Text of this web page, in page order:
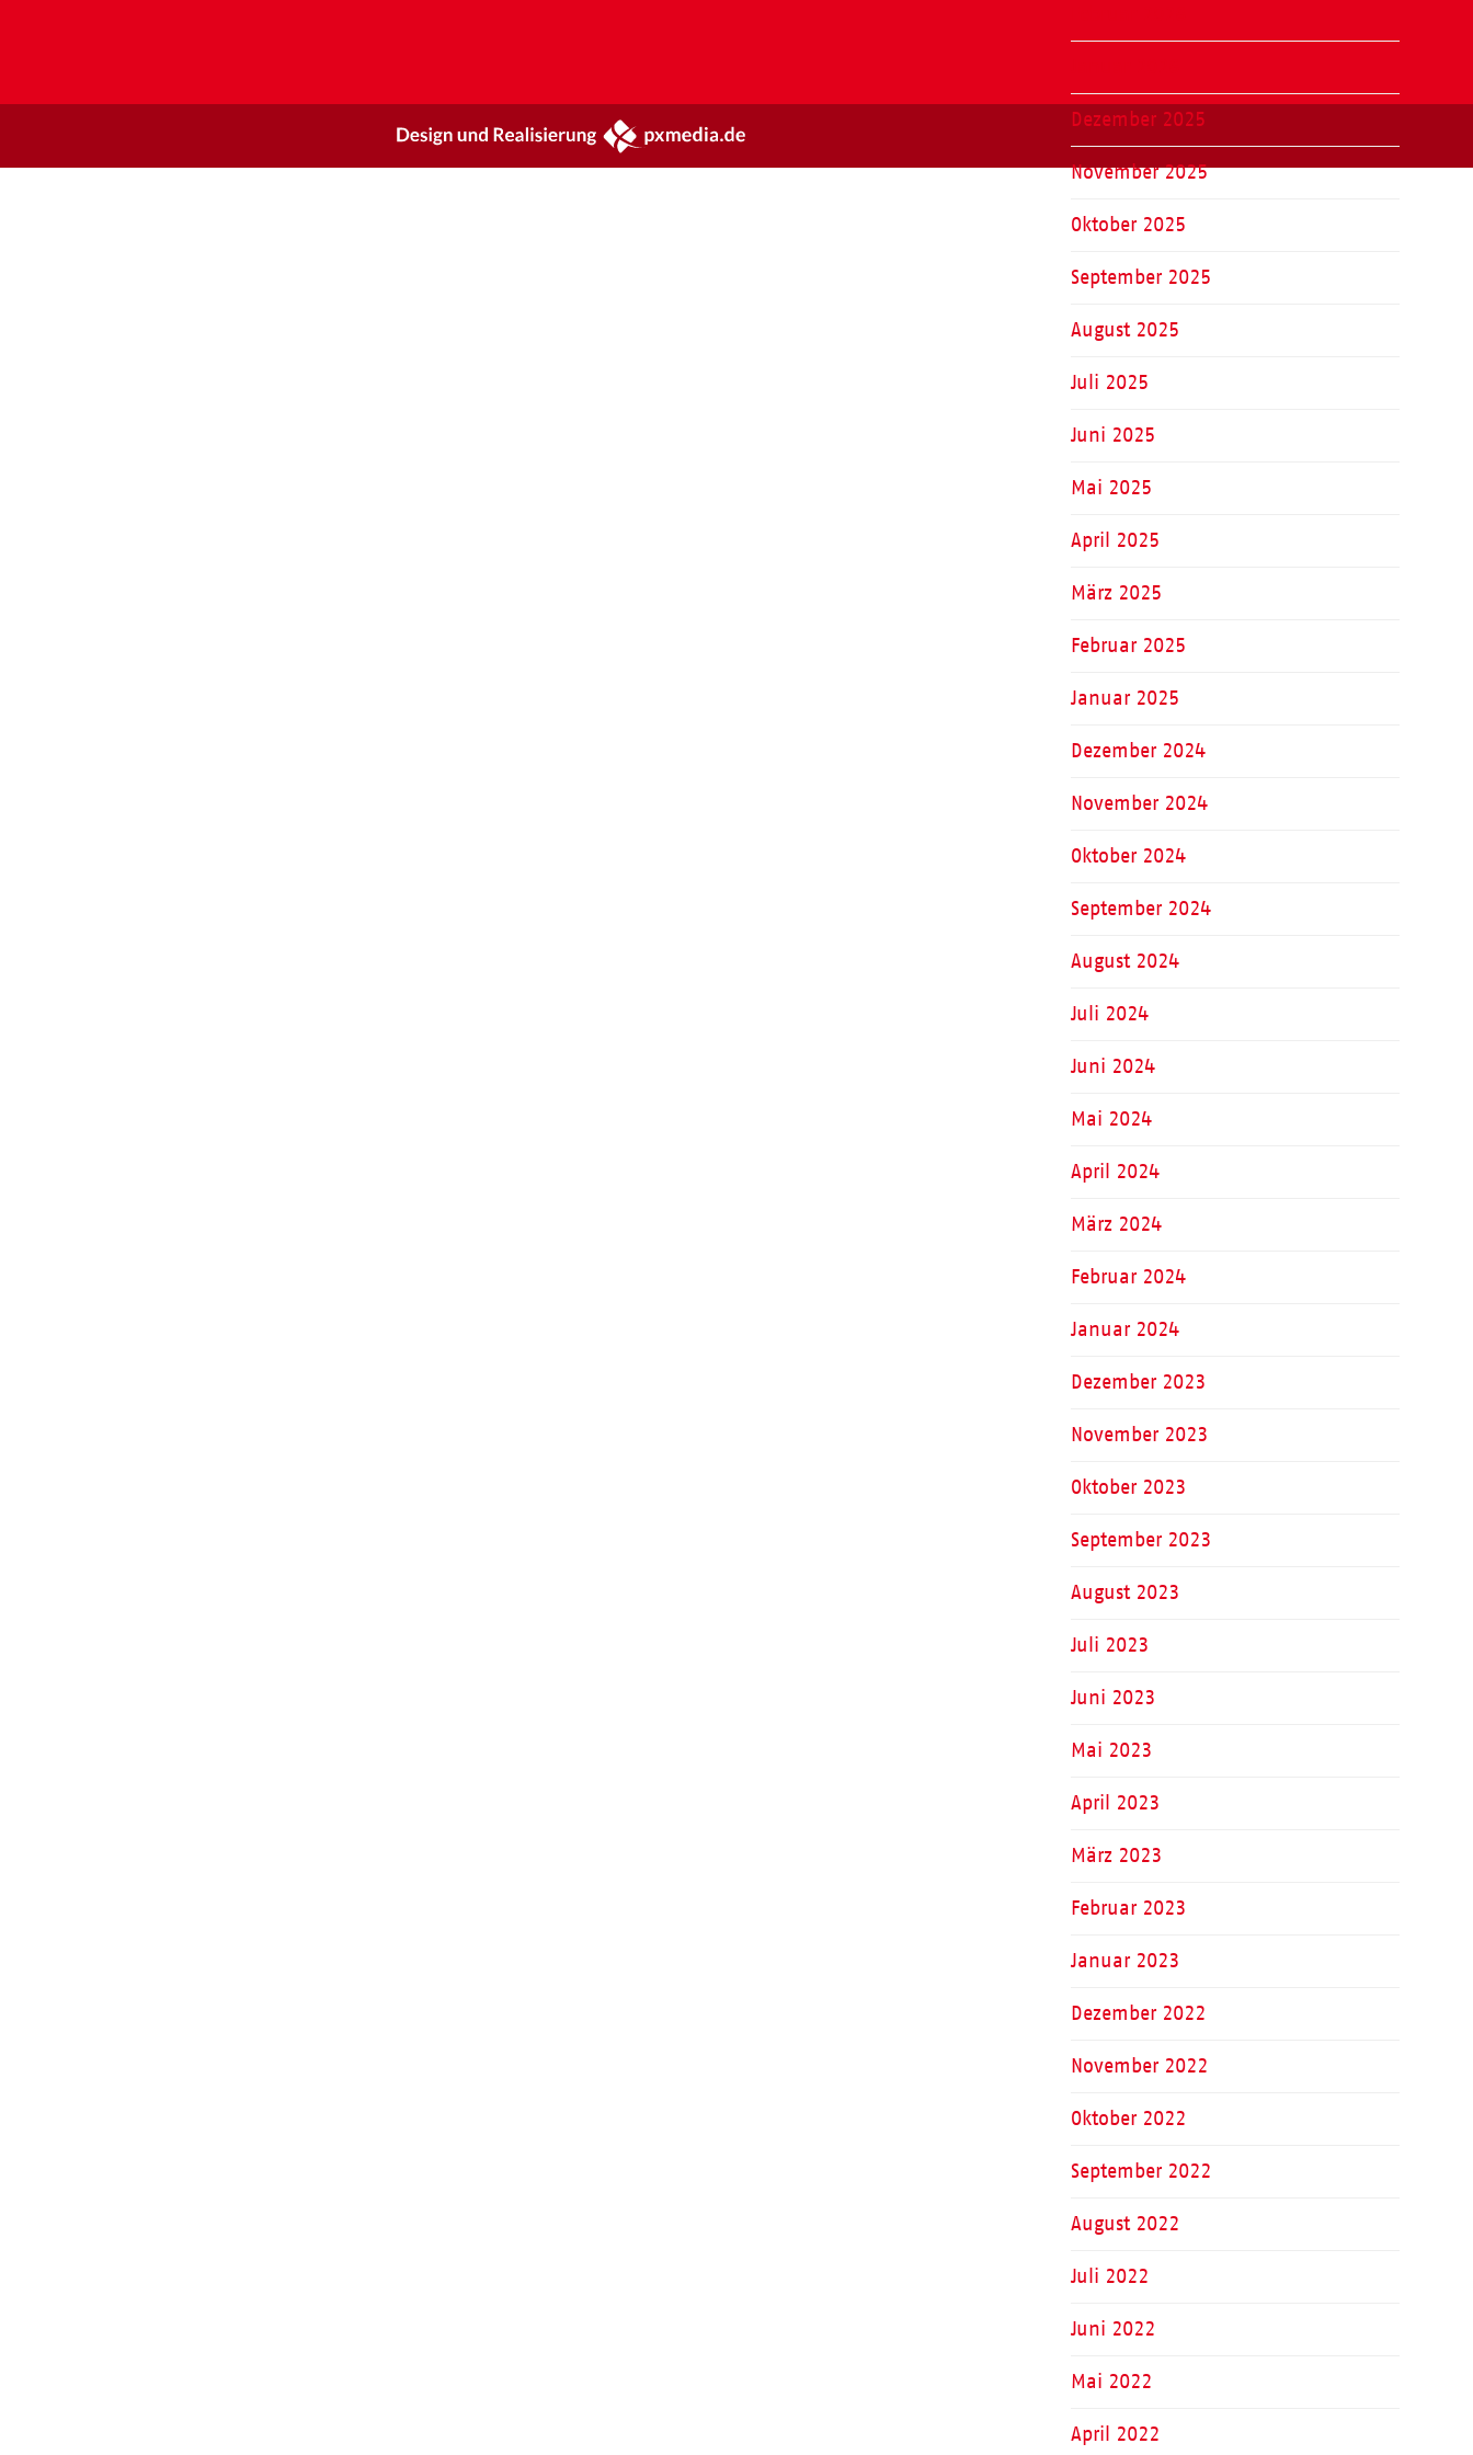
Dezember 2025
November 2025
Oktober 2025
September 2025
August 2025
Juli 2025
Juni 2025
Mai 2025
April 2025
März 2025
Februar 2025
Januar 2025
Dezember 2024
November 2024
Oktober 2024
September 2024
August 2024
Juli 2024
Juni 2024
Mai 2024
April 2024
März 2024
Februar 2024
Januar 2024
Dezember 2023
November 2023
Oktober 2023
September 2023
August 2023
Juli 2023
Juni 2023
Mai 2023
April 2023
März 2023
Februar 2023
Januar 2023
Dezember 2022
November 2022
Oktober 2022
September 2022
August 2022
Juli 2022
Juni 2022
Mai 2022
April 2022